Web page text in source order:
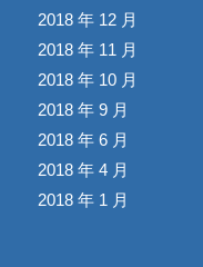
2018 年 12 月
2018 年 11 月
2018 年 10 月
2018 年 9 月
2018 年 6 月
2018 年 4 月
2018 年 1 月